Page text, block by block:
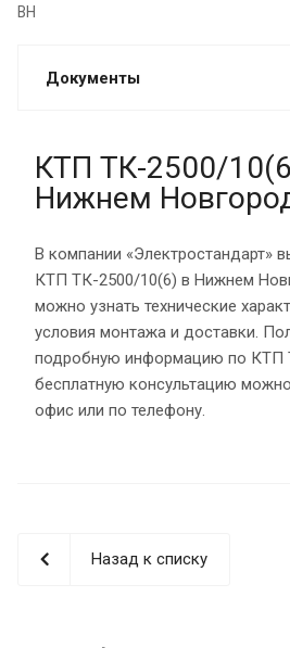
ВН
Документы
КТП ТК-2500/
Нижнем
В компании «Электростандарт»
КТП ТК-2500/10(6) в Нижнем
можно узнать технические
условия монтажа и доставки.
подробную информацию по КТП
бесплатную консультацию
офис или по телефону.
Назад к списку